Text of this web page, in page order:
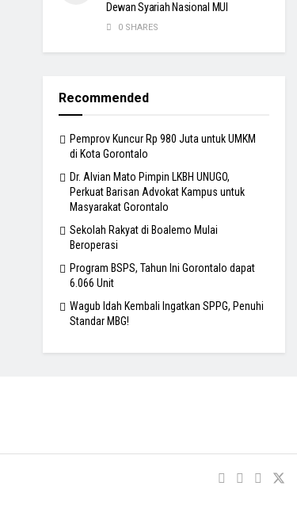
Dewan Syariah Nasional MUI
0 SHARES
Recommended
Pemprov Kuncur Rp 980 Juta untuk UMKM
di Kota Gorontalo
Dr. Alvian Mato Pimpin LKBH UNUGO,
Perkuat Barisan Advokat Kampus untuk
Masyarakat Gorontalo
Sekolah Rakyat di Boalemo Mulai
Beroperasi
Program BSPS, Tahun Ini Gorontalo dapat
6.066 Unit
Wagub Idah Kembali Ingatkan SPPG, Penuhi
Standar MBG!